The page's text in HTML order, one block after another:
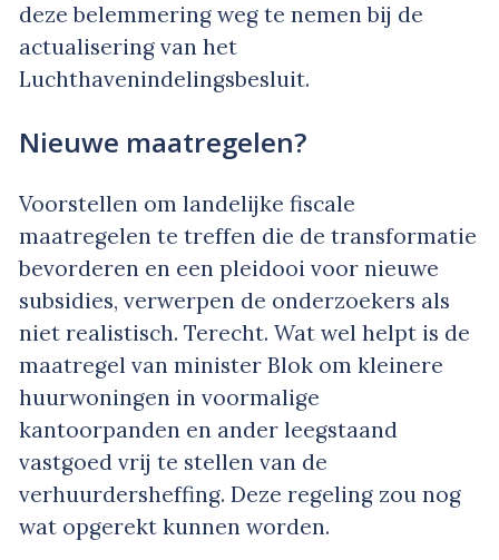
deze belemmering weg te nemen bij de
actualisering van het
Luchthavenindelingsbesluit.
Nieuwe maatregelen?
Voorstellen om landelijke fiscale
maatregelen te treffen die de transformatie
bevorderen en een pleidooi voor nieuwe
subsidies, verwerpen de onderzoekers als
niet realistisch. Terecht. Wat wel helpt is de
maatregel van minister Blok om kleinere
huurwoningen in voormalige
kantoorpanden en ander leegstaand
vastgoed vrij te stellen van de
verhuurdersheffing. Deze regeling zou nog
wat opgerekt kunnen worden.